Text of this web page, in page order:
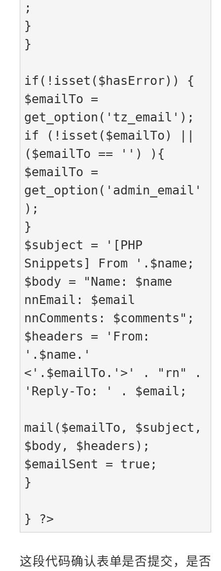
;
}
}
if(!isset($hasError)) {
$emailTo =
get_option('tz_email');
if (!isset($emailTo) ||
($emailTo == '') ){
$emailTo =
get_option('admin_email'
);
}
$subject = '[PHP
Snippets] From '.$name;
$body = "Name: $name
nnEmail: $email
nnComments: $comments";
$headers = 'From:
'.$name.'
<'.$emailTo.'>' . "rn" .
'Reply-To: ' . $email;
mail($emailTo, $subject,
$body, $headers);
$emailSent = true;
}
} ?>
这段代码确认表单是否提交，是否